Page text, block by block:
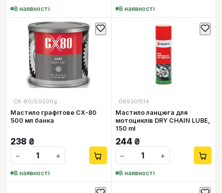
В наявності В наявності
СХ-80/SG500g
Мастило графітове CX-80
500 мл банка
238 ₴
−
+
В наявності
089301514
Мастило ланцюга для
мотоциклів DRY CHAIN LUBE,
150 ml
244₴
−
+
В наявності